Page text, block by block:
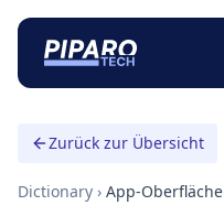
Zurück zur Übersicht
Dictionary › App-Oberfläche